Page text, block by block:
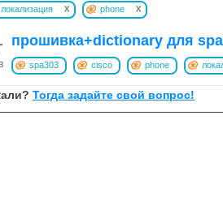
локализация x phone x
прошивка+dictionary для
spa303 cisco phone
Тогда задайте свой вопрос!